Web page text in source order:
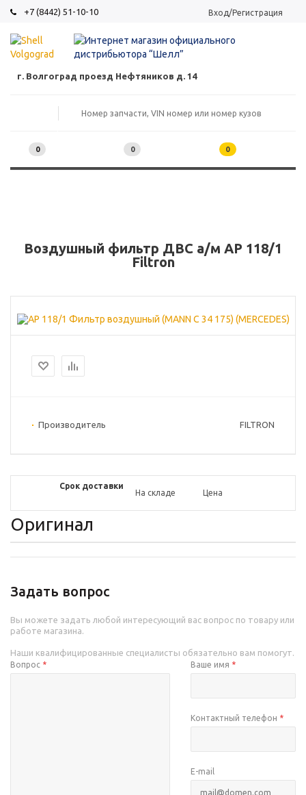
+7 (8442) 51-10-10 Вход/Регистрация
г. Волгоград проезд Нефтяников д. 14
0 0 0
Воздушный фильтр ДВС а/м AP 118/1
Filtron
Производитель FILTRON
Срок доставки
На складе Цена
Оригинал
Задать вопрос
Вы можете задать любой интересующий вас вопрос по товару или
работе магазина.
Наши квалифицированные специалисты обязательно вам помогут.
Вопрос * Ваше имя *
Контактный телефон *
E-mail